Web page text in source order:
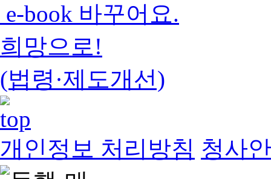
e-book 바꾸어요.
희망으로!
(법령·제도개선)
개인정보 처리방침 청사